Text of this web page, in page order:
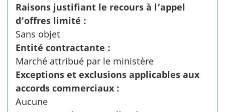
Raisons justifiant le recours à l’appel
d’offres limité :
Sans objet
Entité contractante :
Marché attribué par le ministère
Exceptions et exclusions applicables aux
accords commerciaux :
Aucune